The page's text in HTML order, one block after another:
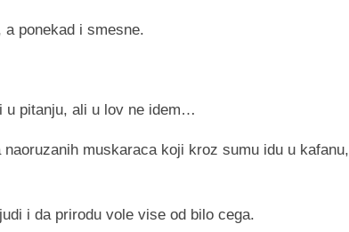
ponekad i smesne.
u pitanju, ali u lov ne idem…
muskaraca koji kroz sumu idu u kafanu,
i da prirodu vole vise od bilo cega.